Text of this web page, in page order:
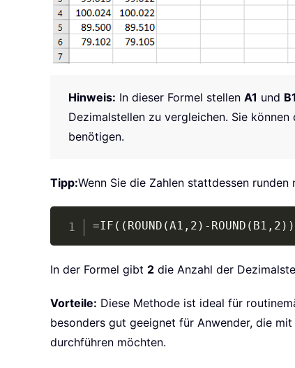
Hinweis: In dieser Formel stellen A1 und B1
Dezimalstellen zu vergleichen. Sie
benötigen.
Tipp:Wenn Sie die Zahlen stattdessen
=IF((ROUND(A1,2)-
In der Formel gibt 2 die Anzahl der
Vorteile: Diese Methode ist ideal für
besonders gut geeignet für Anwender, die
durchführen möchten.